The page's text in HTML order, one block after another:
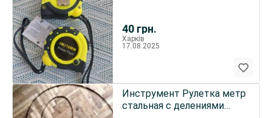
40 грн.
Харків
17.08.2025
Инструмент Рулетка метр
стальная с делениями